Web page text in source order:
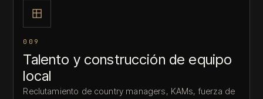
009
Talento y construcción de equipo
local
Reclutamiento de country managers, KAMs, fuerza de